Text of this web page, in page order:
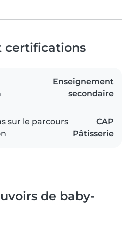
certifications
Enseignement
secondaire
sur le parcours
CAP
Pâtisserie
de baby-